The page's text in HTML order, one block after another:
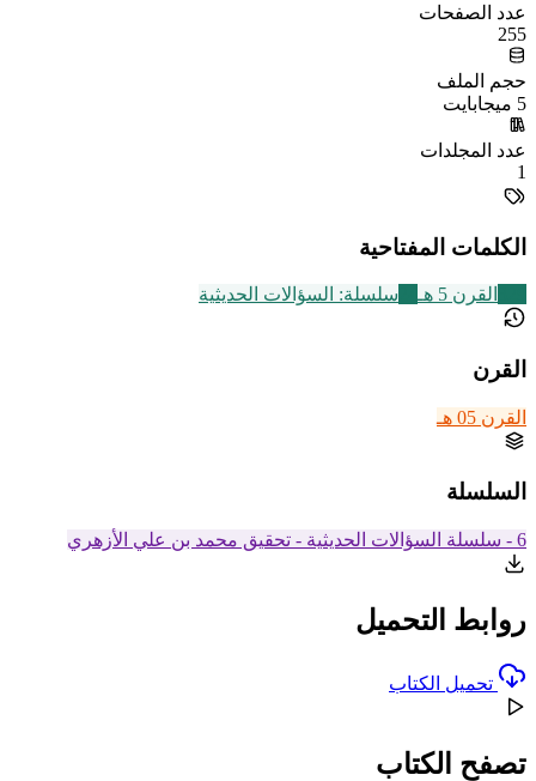
عدد الصفحات
255
حجم الملف
5 ميجابايت
عدد المجلدات
1
الكلمات المفتاحية
القرن 5 هـ سلسلة: السؤالات الحديثية
القرن
القرن 05 هـ
السلسلة
6 - سلسلة السؤالات الحديثية - تحقيق محمد بن علي الأزهري
روابط التحميل
تحميل الكتاب
تصفح الكتاب